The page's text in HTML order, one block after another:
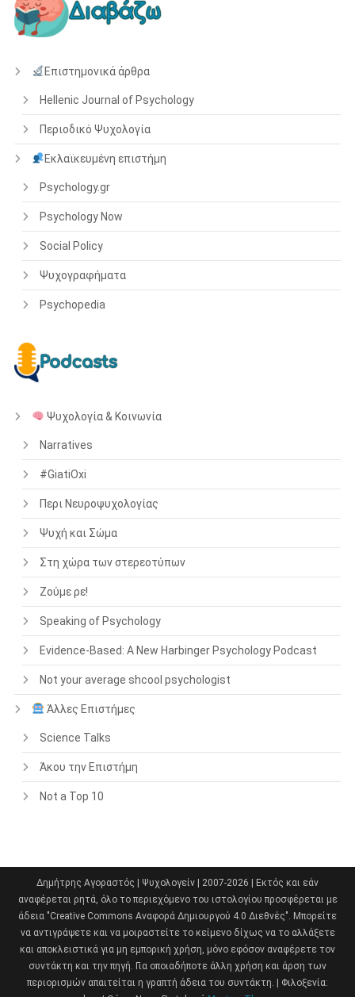
Επιστημονικά άρθρα
Hellenic Journal of Psychology
Περιοδικό Ψυχολογία
Εκλαϊκευμένη επιστήμη
Psychology.gr
Psychology Now
Social Policy
Ψυχογραφήματα
Psychopedia
Ψυχολογία & Κοινωνία
Narratives
#GiatiOxi
Περι Νευροψυχολογίας
Ψυχή και Σώμα
Στη χώρα των στερεοτύπων
Ζούμε ρε!
Speaking of Psychology
Evidence-Based: A New Harbinger Psychology Podcast
Not your average shcool psychologist
Άλλες Επιστήμες
Science Talks
Άκου την Επιστήμη
Not a Top 10
Δημήτρης Αγοραστός | Ψυχολογείν | 2007-2026 | Εκτός και εάν
αναφέρεται ρητά, όλο το περιεχόμενο του ιστολογίου προσφέρεται με
άδεια "Creative Commons Αναφορά Δημιουργού 4.0 Διεθνές". Μπορείτε
να αντιγράψετε και να μοιραστείτε το κείμενο δίχως να το αλλάξετε
και αποκλειστικά για μη εμπορική χρήση, μόνο εφόσον αναφέρετε τον
συντάκτη και την πηγή. Για οποιαδήποτε άλλη χρήση και άρση των
περιορισμών απαιτείται η γραπτή άδεια του συντάκτη. | Φιλοξενία: